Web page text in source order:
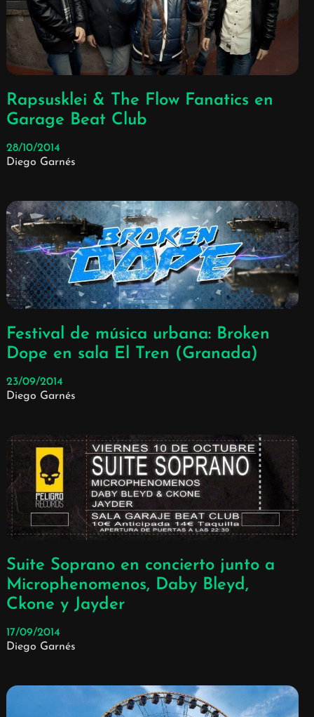
Rapsusklei & The Flow Fanatics en
Garage Beat Club
28/10/2014
Diego Garnés
Festival de música urbana: Broken
Dope en sala El Tren (Granada)
23/09/2014
Diego Garnés
Suite Soprano en concierto junto a
Microphenomenos, Daby Bleyd,
Ckone y Jayder
17/09/2014
Diego Garnés